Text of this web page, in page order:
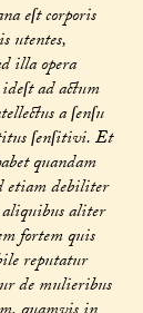
eſt corporis
utentes,
illa opera
ad actum
a ſenſu
ſenſitivi. Et
quandam
etiam debiliter
aliquibus aliter
fortem quis
reputatur
de mulieribus